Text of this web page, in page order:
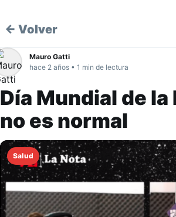
← Volver
Mauro Gatti
hace 2 años • 1 min de lectura
Día Mundial de
no es normal
Salud